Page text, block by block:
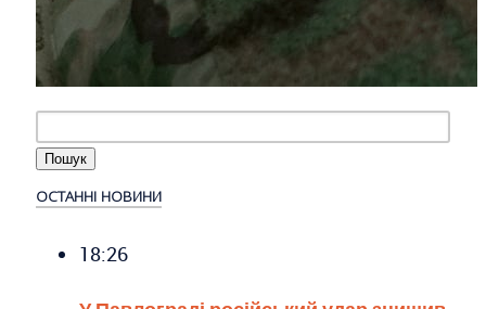
ОСТАННІ НОВИНИ
18:26